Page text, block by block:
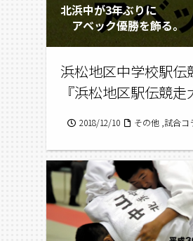
北浜中が3年ぶりに
アベック優勝を飾る。
浜松地区中学校駅伝
『浜松地区駅伝競
2018/12/10 その他 ,試合コ